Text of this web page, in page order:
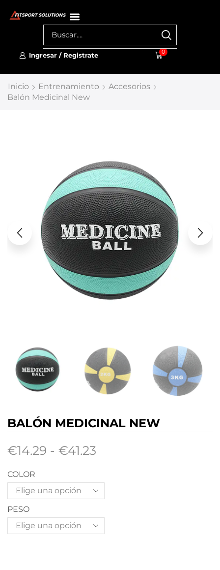
Ingresar / Registrate 0
Inicio Entrenamiento
Accesorios
Balón Medicinal New
BALÓN MEDICINAL NEW
€14.29 - €41.23
COLOR
PESO